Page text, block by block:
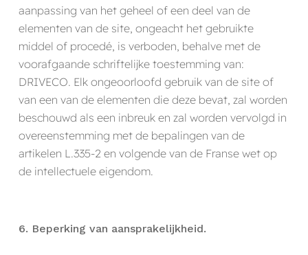
aanpassing van het geheel of een deel van de
elementen van de site, ongeacht het gebruikte
middel of procedé, is verboden, behalve met de
voorafgaande schriftelijke toestemming van:
DRIVECO. Elk ongeoorloofd gebruik van de site of
van een van de elementen die deze bevat, zal worden
beschouwd als een inbreuk en zal worden vervolgd in
overeenstemming met de bepalingen van de
artikelen L.335-2 en volgende van de Franse wet op
de intellectuele eigendom.
6. Beperking van aansprakelijkheid.